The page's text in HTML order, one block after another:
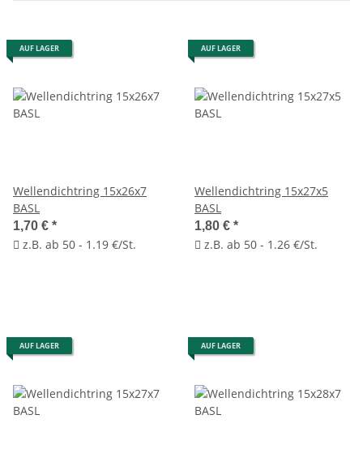
AUF LAGER
Wellendichtring 15x26x7
BASL
1,70 € *
z.B. ab 50 - 1.19 €/St.
AUF LAGER
Wellendichtring 15x27x5
BASL
1,80 € *
z.B. ab 50 - 1.26 €/St.
AUF LAGER AUF LAGER